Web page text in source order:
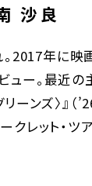
沙良
2017年に映
ュー。最近
ーンズ〉』（
クレット・ツ